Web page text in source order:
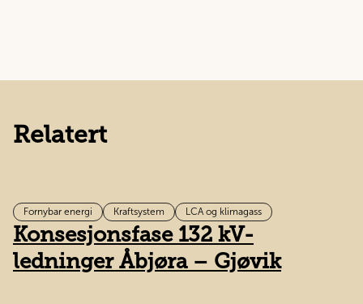
Relatert
Fornybar energi Kraftsystem LCA og klimagass
Konsesjonsfase 132 kV-
ledninger Åbjøra – Gjøvik